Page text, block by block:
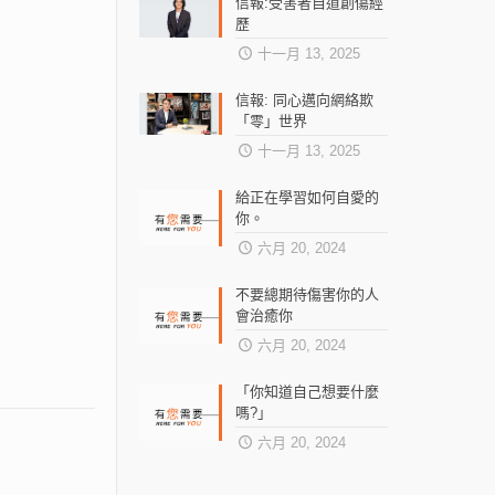
歷
十一月 13, 2025
信報: 同心邁向網絡欺
「零」世界
十一月 13, 2025
給正在學習如何自愛的
你。
六月 20, 2024
不要總期待傷害你的人
會治癒你
六月 20, 2024
「你知道自己想要什麼
嗎?」
六月 20, 2024